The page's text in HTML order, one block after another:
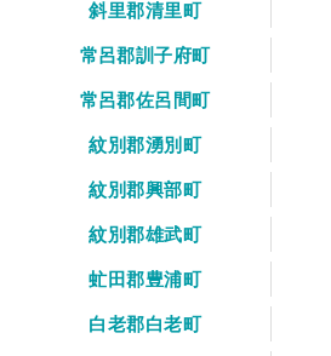
斜里郡清里町
常呂郡訓子府町
常呂郡佐呂間町
紋別郡湧別町
紋別郡興部町
紋別郡雄武町
虻田郡豊浦町
白老郡白老町